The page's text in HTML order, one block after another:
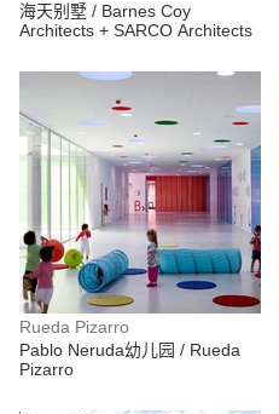
海天别墅 / Barnes Coy
Architects + SARCO Architects
Rueda Pizarro
Pablo Neruda幼儿园 / Rueda
Pizarro